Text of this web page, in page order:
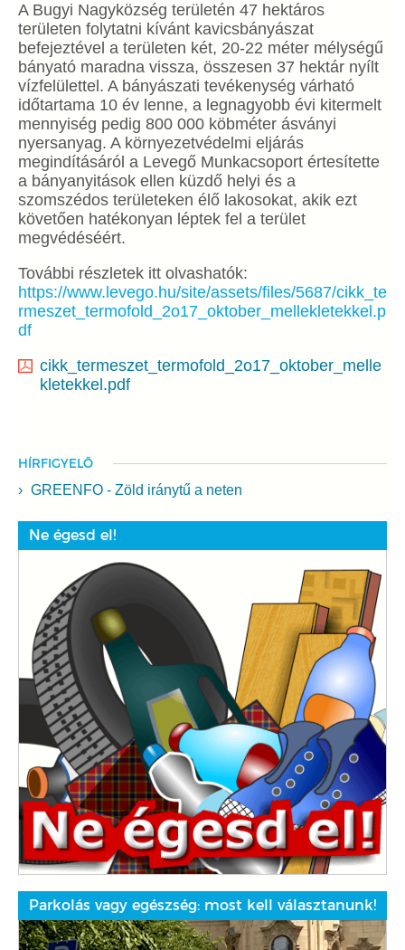
A Bugyi Nagyközség területén 47 hektáros
területen folytatni kívánt kavicsbányászat
befejeztével a területen két, 20-22 méter mélységű
bányató maradna vissza, összesen 37 hektár nyílt
vízfelülettel. A bányászati tevékenység várható
időtartama 10 év lenne, a legnagyobb évi kitermelt
mennyiség pedig 800 000 köbméter ásványi
nyersanyag. A környezetvédelmi eljárás
megindításáról a Levegő Munkacsoport értesítette
a bányanyitások ellen küzdő helyi és a
szomszédos területeken élő lakosokat, akik ezt
követően hatékonyan léptek fel a terület
megvédéséért.
További részletek itt olvashatók:
https://www.levego.hu/site/assets/files/5687/cikk_te
rmeszet_termofold_2o17_oktober_mellekletekkel.p
df
cikk_termeszet_termofold_2o17_oktober_melle
kletekkel.pdf
HÍRFIGYELŐ
GREENFO - Zöld iránytű a neten
Ne égesd el!
Parkolás vagy egészség: most kell választanunk!